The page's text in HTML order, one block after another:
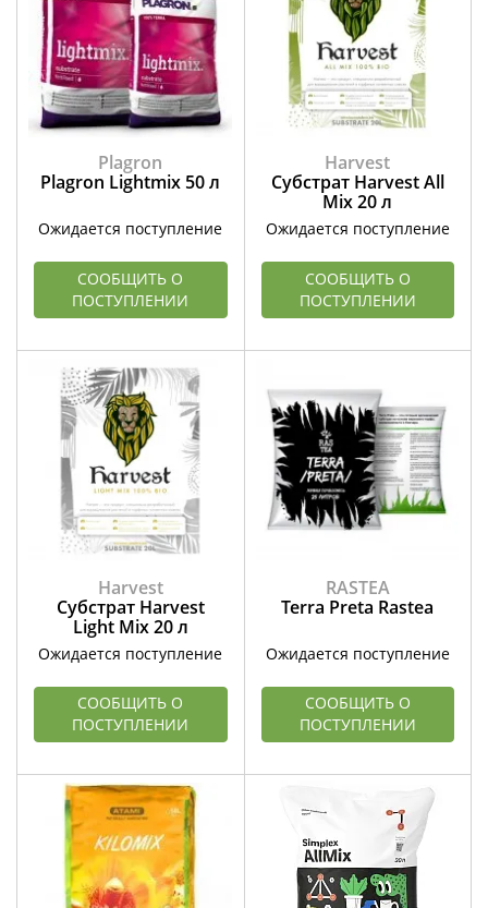
Plagron
Plagron Lightmix 50 л
Ожидается поступление
СООБЩИТЬ О
ПОСТУПЛЕНИИ
Harvest
Субстрат Harvest All
Mix 20 л
Ожидается поступление
СООБЩИТЬ О
ПОСТУПЛЕНИИ
Harvest
Субстрат Harvest
Light Mix 20 л
Ожидается поступление
СООБЩИТЬ О
ПОСТУПЛЕНИИ
RASTEA
Terra Preta Rastea
Ожидается поступление
СООБЩИТЬ О
ПОСТУПЛЕНИИ